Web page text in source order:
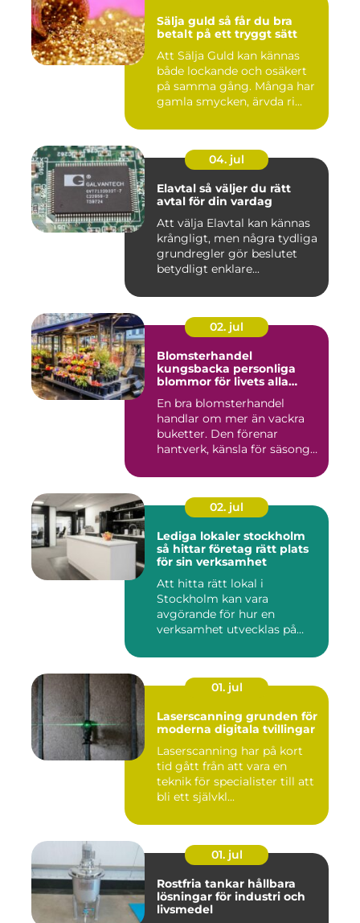
Sälja guld så får du bra
betalt på ett tryggt sätt
Att Sälja Guld kan kännas
både lockande och osäkert
på samma gång. Många har
gamla smycken, ärvda ri...
04. jul
Elavtal så väljer du rätt
avtal för din vardag
Att välja Elavtal kan kännas
krångligt, men några tydliga
grundregler gör beslutet
betydligt enklare...
02. jul
Blomsterhandel
kungsbacka personliga
blommor för livets alla
En bra blomsterhandel
handlar om mer än vackra
buketter. Den förenar
hantverk, känsla för säsong
02. jul
Lediga lokaler stockholm
så hittar företag rätt plats
för sin verksamhet
Att hitta rätt lokal i
Stockholm kan vara
avgörande för hur en
verksamhet utvecklas på
01. jul
Laserscanning grunden för
moderna digitala tvillingar
Laserscanning har på kort
tid gått från att vara en
teknik för specialister till att
bli ett självkl...
01. jul
Rostfria tankar hållbara
lösningar för industri och
livsmedel